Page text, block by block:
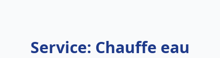
Service: Chauffe eau